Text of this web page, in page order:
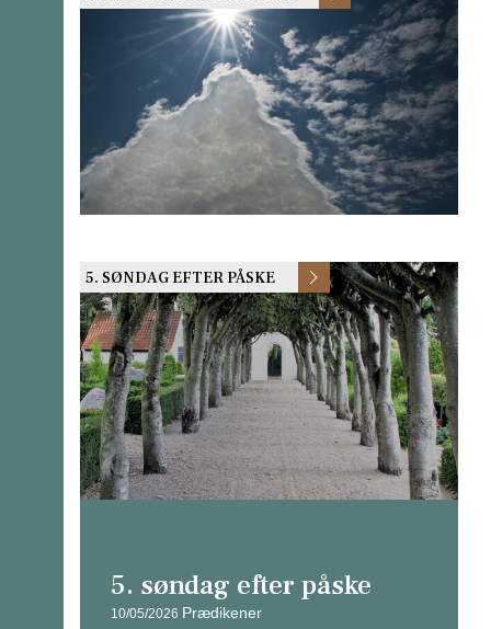
5. SØNDAG EFTER PÅSKE
5. søndag efter påske
10/05/2026 Prædikener